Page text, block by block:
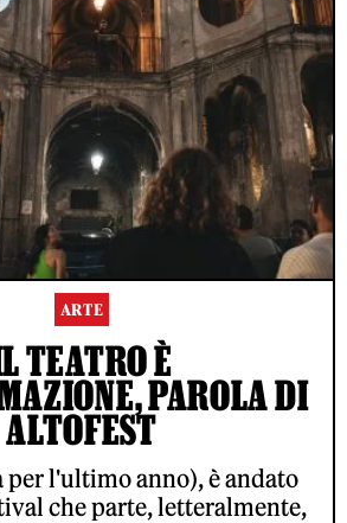
ARTE
TEATRO È
PAROLA DI
ALTOFEST
per l'ultimo anno), è andato
che parte, letteralmente,